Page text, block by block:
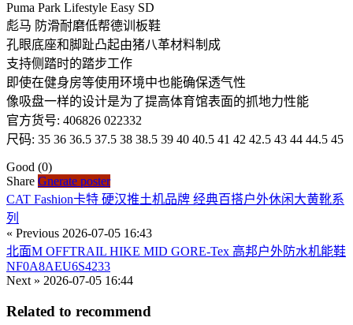
Puma Park Lifestyle Easy SD
彪马 防滑耐磨低帮德训板鞋
孔眼底座和脚趾凸起由猪八革材料制成
支持侧踏时的踏步工作
即使在健身房等使用环境中也能确保透气性
像吸盘一样的设计是为了提高体育馆表面的抓地力性能
官方货号: 406826 022332
尺码: 35 36 36.5 37.5 38 38.5 39 40 40.5 41 42 42.5 43 44 44.5 45
Good (0)
Share Gnerate poster
CAT Fashion卡特 硬汉推土机品牌 经典百搭户外休闲大黄靴系
列
« Previous 2026-07-05 16:43
北面M OFFTRAIL HIKE MID GORE-Tex 高邦户外防水机能鞋
NF0A8AEU6S4233
Next » 2026-07-05 16:44
Related to recommend